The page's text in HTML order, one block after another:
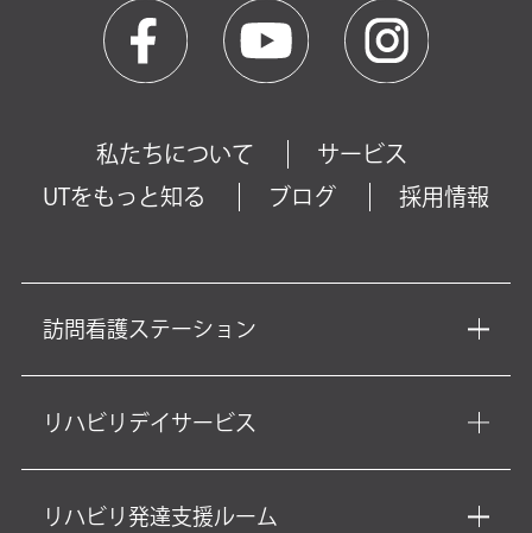
私たちについて
サービス
UTをもっと知る
ブログ 採用情報
訪問看護ステーション
リハビリデイサービス
リハビリ発達支援ルーム